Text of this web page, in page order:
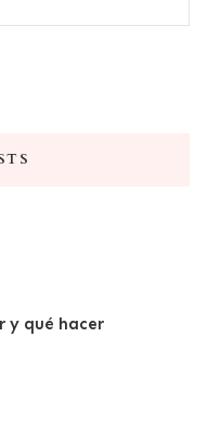
y qué hacer